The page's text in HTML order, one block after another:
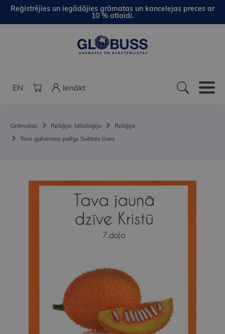
Reģistrējies un iegādājies grāmatas un kancelejas preces ar
10 % atlaidi.
EN Ienākt
Grāmatas Reliģija. Mitoloģija
Reliģija
Tavs galvenais palīgs Svētais Gars